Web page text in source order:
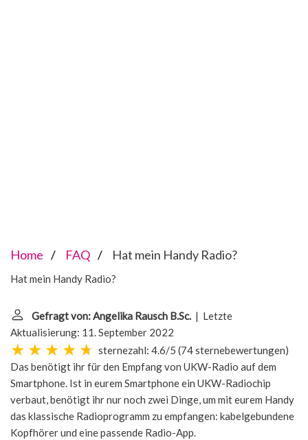
Home FAQ Hat mein Handy Radio?
Hat mein Handy Radio?
Gefragt von: Angelika Rausch B.Sc. | Letzte
Aktualisierung: 11. September 2022
sternezahl: 4.6/5 (74 sternebewertungen)
Das benötigt ihr für den Empfang von UKW-Radio auf dem
Smartphone. Ist in eurem Smartphone ein UKW-Radiochip
verbaut, benötigt ihr nur noch zwei Dinge, um mit eurem Handy
das klassische Radioprogramm zu empfangen: kabelgebundene
Kopfhörer und eine passende Radio-App.